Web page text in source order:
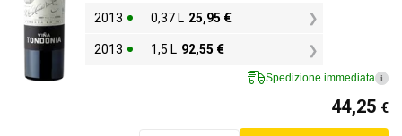
2013 0,37 L 25,95 €
2013 1,5 L 92,55 €
Spedizione immediata i
44,25 €